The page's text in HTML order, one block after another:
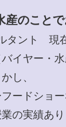
産のこと
タント 現
イヤー・
かし、
ードショ
の実績あり